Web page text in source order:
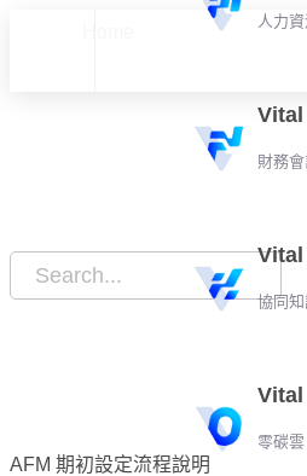
人力
財務
協同
Vital
零碳雲
新手上
AFM 期初設定流程說明